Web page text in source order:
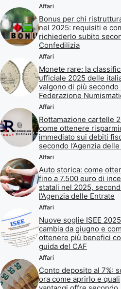
Affari
Bonus per chi
nel 2025: requisiti e
richiederlo subito
Confedilizia
Affari
Monete rare: la
ufficiale 2025 delle
valgono di più secondo
Federazione
Affari
Rottamazione cartelle
come ottenere
immediato sui debiti
secondo l’Agenzia
Affari
Auto storica: come
fino a 7.500 euro di
statali nel 2025,
l’Agenzia delle Entrate
Affari
Nuove soglie ISEE
cambia da giugno e
ottenere più benefici
guida del CAF
Affari
Conto deposito al 7%:
ora come aprirlo e quali